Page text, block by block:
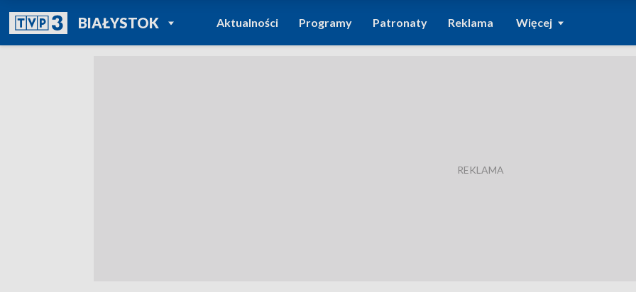
BIAŁYSTOKPOWRÓT DO
TVP REGIONY
Aktualności Programy Patronaty Reklama Więcej